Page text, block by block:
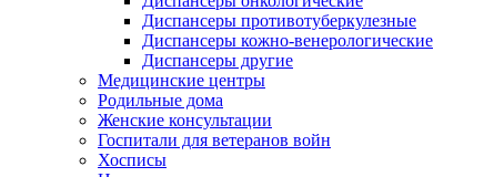
Диспансеры противотуберкулезные
Диспансеры кожно-венерологические
Диспансеры другие
Медицинские центры
Родильные дома
Женские консультации
Госпитали для ветеранов войн
Хосписы